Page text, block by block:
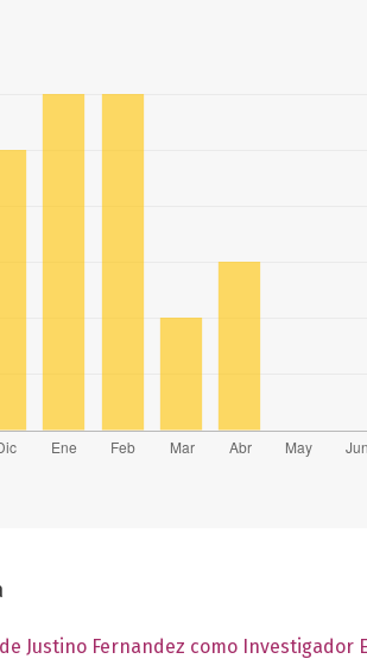
Justino Fernandez como Investigador